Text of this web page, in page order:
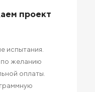
проект
испытания.
по желанию
оплаты.